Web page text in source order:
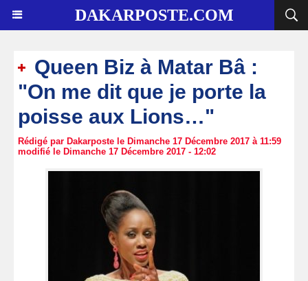
DAKARPOSTE.COM
Queen Biz à Matar Bâ :
"On me dit que je porte la
poisse aux Lions…"
Rédigé par Dakarposte le Dimanche 17 Décembre 2017 à 11:59
modifié le Dimanche 17 Décembre 2017 - 12:02